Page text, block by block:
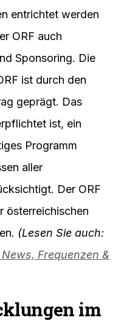
entrichtet werden
ORF auch
Sponsoring. Die
ist durch den
geprägt. Das
ist, ein
Programm
aller
Der ORF
österreichischen
(Lesen Sie auch:
Frequenzen &
im